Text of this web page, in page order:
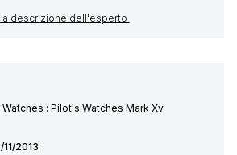
descrizione dell'esperto
Watches : Pilot's Watches Mark Xv
11/2013